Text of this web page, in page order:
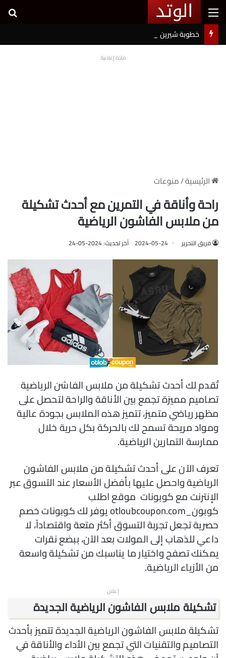
القائمة
مادة إعلانية
الرئيسية/منوعات
راحة وأناقة في التمرين مع أحدث تشكيلة
من ملابس الفاشون الرياضية
فريق التحرير 2024-05-24 آخر تحديث: 2024-05-24
تُقدم لك أحدث تشكيلة من ملابس الفاشن الرياضية
تصاميم مميزة تجمع بين الأناقة والراحة لتحصل على
مظهر رياضي متميز، تتميز هذه الملابس بجودة عالية
ومواد مريحة تسمح لك بالحركة بكل حرية خلال
ممارسة التمارين الرياضية.
تعرف الآن على أحدث تشكيلة من ملابس الفاشون
الرياضية واحصل عليها بأفضل الأسعار عند التسوق عبر
الإنترنت مع كوبونات موقع اطلب
كوبون_otloubcoupon.com يوفر لك كوبونات خصم
حصرية تجعل تجربة التسوق أكثر متعة واقتصاداً، لا
داعي للذهاب إلى المولات بعد الآن، ببضع نقرات
يمكنك تصفح واختيار ما يناسبك من تشكيلة واسعة
من الأزياء الرياضية.
إعلان
تشكيلة ملابس الفاشون الرياضية الجديدة
تشكيلة ملابس الفاشون الرياضية الجديدة تتميز بأحدث
التصاميم والتقنيات التي تجمع بين الأداء والأناقة في